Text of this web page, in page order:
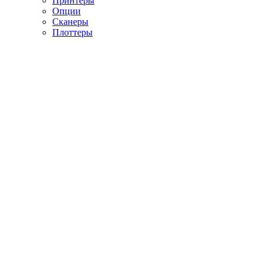
Опции
Сканеры
Плоттеры